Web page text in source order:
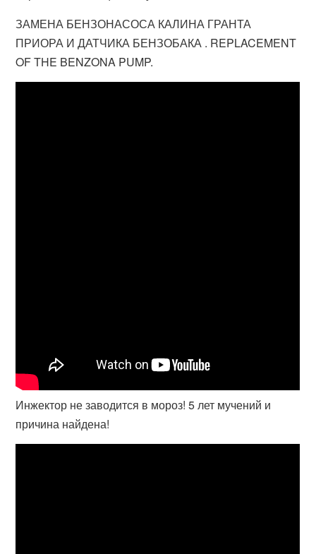
ЗАМЕНА БЕНЗОНАСОСА КАЛИНА ГРАНТА
ПРИОРА И ДАТЧИКА БЕНЗОБАКА . REPLACEMENT
OF THE BENZONA PUMP.
Инжектор не заводится в мороз! 5 лет мучений и
причина найдена!